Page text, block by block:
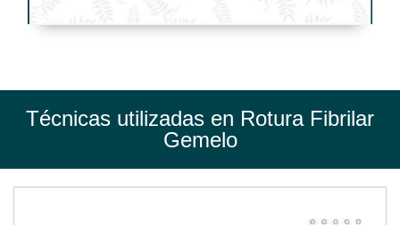
Fisioterapia
Logroño
Técnicas utilizadas en Rotura Fibrilar
Gemelo